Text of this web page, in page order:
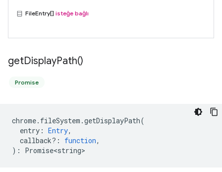
FileEntry[] isteğe bağlı
getDisplayPath()
Promise
chrome. fileSystem .getDisplayPath(
entry : Entry,
callback? : function,
) : Promise<string>